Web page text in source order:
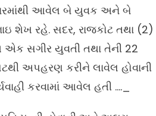
આવેલ બે યુવક અને બે
શેખ રહે. સદર, રાજકોટ તથા (2)
એક સગીર યુવતી તથા તેની 22
અપહરણ કરીને લાવેલ હોવાની
કરવામાં આવેલ હતી …._